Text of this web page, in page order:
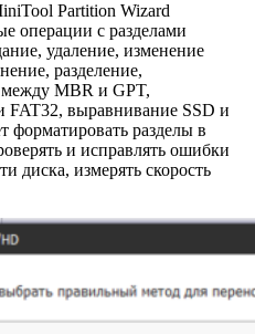
Partition Wizard
операции с разделами
удаление, изменение
разделение,
между MBR и GPT,
FAT32, выравнивание SSD и
форматировать разделы в
и исправлять ошибки
диска, измерять скорость